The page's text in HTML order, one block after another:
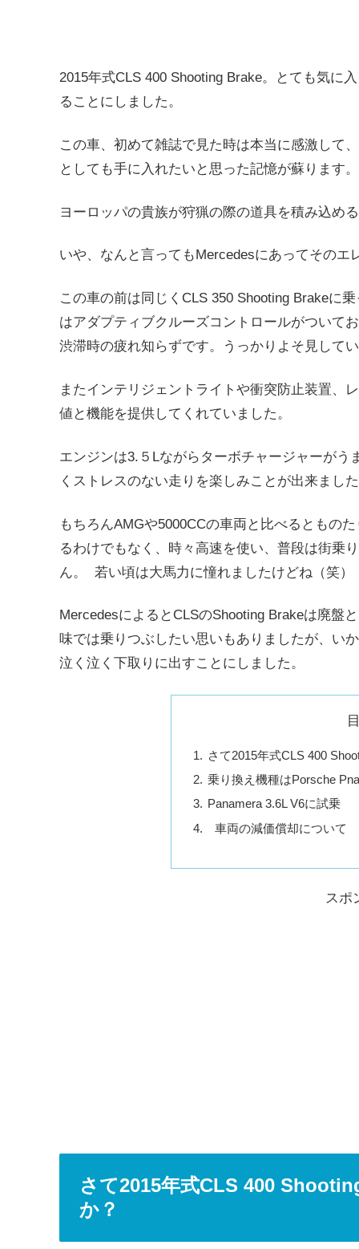
2015年式CLS 400 Shooting Brake。とても気に
ることにしました。
この車、初めて雑誌で見た時は本当に感激して
としても手に入れたいと思った記憶が蘇ります。
ヨーロッパの貴族が狩猟の際の道具を積み込め
いや、なんと言ってもMercedesにあってそのエ
この車の前は同じくCLS 350 Shooting Brakeに
はアダプティブクルーズコントロールがついて
渋滞時の疲れ知らずです。うっかりよそ見して
またインテリジェントライトや衝突防止装置、
値と機能を提供してくれていました。
エンジンは3.５Lながらターボチャージャーが
くストレスのない走りを楽しみことが出来まし
もちろんAMGや5000CCの車両と比べるともの
るわけでもなく、時々高速を使い、普段は街乗
ん。 若い頃は大馬力に憧れましたけどね（笑）
MercedesによるとCLSのShooting Brakeは廃盤
味では乗りつぶしたい思いもありましたが、い
泣く泣く下取りに出すことにしました。
さて2015年式CLS 400
乗り換え機種はPorsche
Panamera 3.6L V6に試乗
車両の減価償却について
スポ
さて2015年式CLS 400
か？